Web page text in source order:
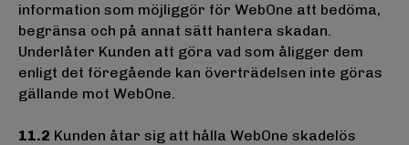
information som möjliggör för WebOne att bedöma,
begränsa och på annat sätt hantera skadan.
Underlåter Kunden att göra vad som åligger dem
enligt det föregående kan överträdelsen inte göras
gällande mot WebOne.
11.2 Kunden åtar sig att hålla WebOne skadelös